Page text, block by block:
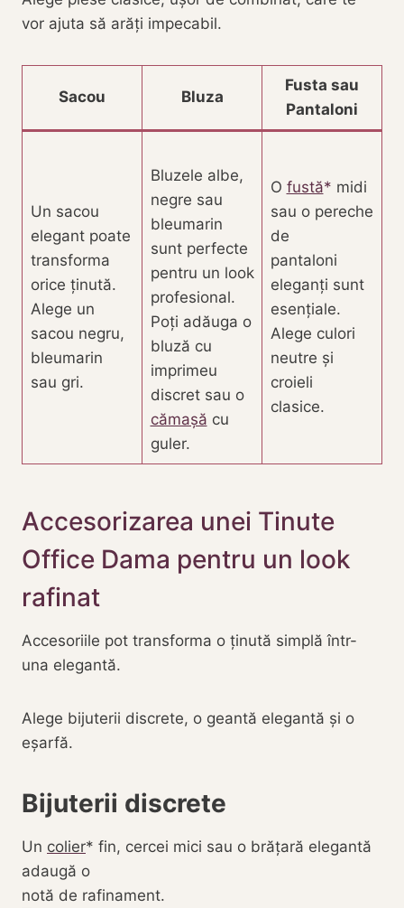
vor ajuta să arăți impecabil.
Sacou Bluza
Fusta sau
Pantaloni
Un sacou
elegant poate
transforma
orice ținută.
Alege un
sacou negru,
bleumarin
sau gri.
Bluzele albe,
negre sau
bleumarin
sunt perfecte
pentru un look
profesional.
Poți adăuga o
bluză cu
imprimeu
discret sau o
cămașă cu
guler.
O fustă
midi
sau o pereche
de
pantaloni
eleganți sunt
esențiale.
Alege culori
neutre și
croieli
clasice.
Accesorizarea unei Tinute
Office Dama pentru un look
rafinat
Accesoriile pot transforma o ținută simplă într-
una elegantă.
Alege bijuterii discrete, o geantă elegantă și o
eșarfă.
Bijuterii discrete
Un colier
fin, cercei mici sau o brățară elegantă
adaugă o
notă de rafinament.